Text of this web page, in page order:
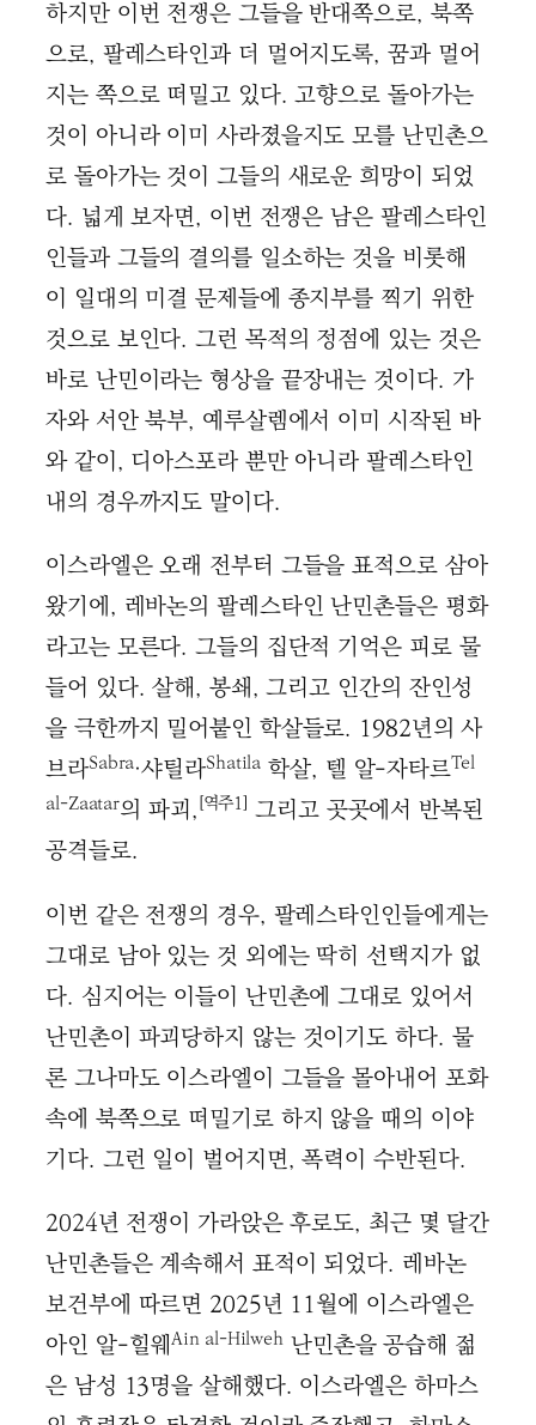
하지만 이번 전쟁은 그들을 반대쪽으로, 북쪽
으로, 팔레스타인과 더 멀어지도록, 꿈과 멀어
지는 쪽으로 떠밀고 있다. 고향으로 돌아가는
것이 아니라 이미 사라졌을지도 모를 난민촌으
로 돌아가는 것이 그들의 새로운 희망이 되었
다. 넓게 보자면, 이번 전쟁은 남은 팔레스타인
인들과 그들의 결의를 일소하는 것을 비롯해
이 일대의 미결 문제들에 종지부를 찍기 위한
것으로 보인다. 그런 목적의 정점에 있는 것은
바로 난민이라는 형상을 끝장내는 것이다. 가
자와 서안 북부, 예루살렘에서 이미 시작된 바
와 같이, 디아스포라 뿐만 아니라 팔레스타인
내의 경우까지도 말이다.
이스라엘은 오래 전부터 그들을 표적으로 삼아
왔기에, 레바논의 팔레스타인 난민촌들은 평화
라고는 모른다. 그들의 집단적 기억은 피로 물
들어 있다. 살해, 봉쇄, 그리고 인간의 잔인성
을 극한까지 밀어붙인 학살들로. 1982년의 사
브라Sabra·샤틸라Shatila 학살, 텔 알-자타르Tel
al-Zaatar의 파괴,[역주1] 그리고 곳곳에서 반복된
공격들로.
이번 같은 전쟁의 경우, 팔레스타인인들에게는
그대로 남아 있는 것 외에는 딱히 선택지가 없
다. 심지어는 이들이 난민촌에 그대로 있어서
난민촌이 파괴당하지 않는 것이기도 하다. 물
론 그나마도 이스라엘이 그들을 몰아내어 포화
속에 북쪽으로 떠밀기로 하지 않을 때의 이야
기다. 그런 일이 벌어지면, 폭력이 수반된다.
2024년 전쟁이 가라앉은 후로도, 최근 몇 달간
난민촌들은 계속해서 표적이 되었다. 레바논
보건부에 따르면 2025년 11월에 이스라엘은
아인 알-힐웨Ain al-Hilweh 난민촌을 공습해 젊
은 남성 13명을 살해했다. 이스라엘은 하마스